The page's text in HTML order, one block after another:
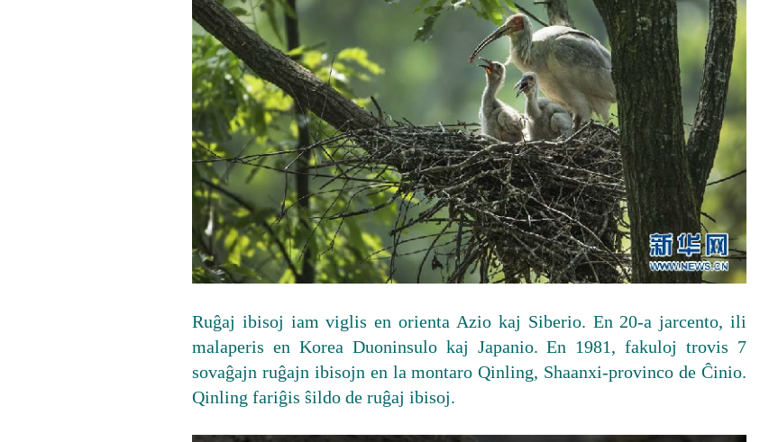
Ruĝaj ibisoj iam viglis en orienta Azio kaj Siberio. En 20-a jarcento, ili
malaperis en Korea Duoninsulo kaj Japanio. En 1981, fakuloj trovis 7
sovaĝajn ruĝajn ibisojn en la montaro Qinling, Shaanxi-provinco de Ĉinio.
Qinling fariĝis ŝildo de ruĝaj ibisoj.